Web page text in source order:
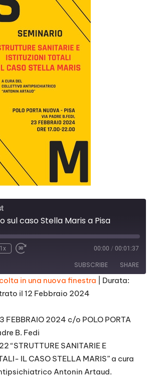
sul caso Stella Maris a Pisa
1x 00:00 / 00:01:37
SUBSCRIBE SHARE
in una nuova finestra
Durata:
il 12 Febbraio 2024
FEBBRAIO 2024 c/o POLO PORTA
B. Fedi
“STRUTTURE SANITARIE E
IL CASO STELLA MARIS” a cura
Antonin Artaud.